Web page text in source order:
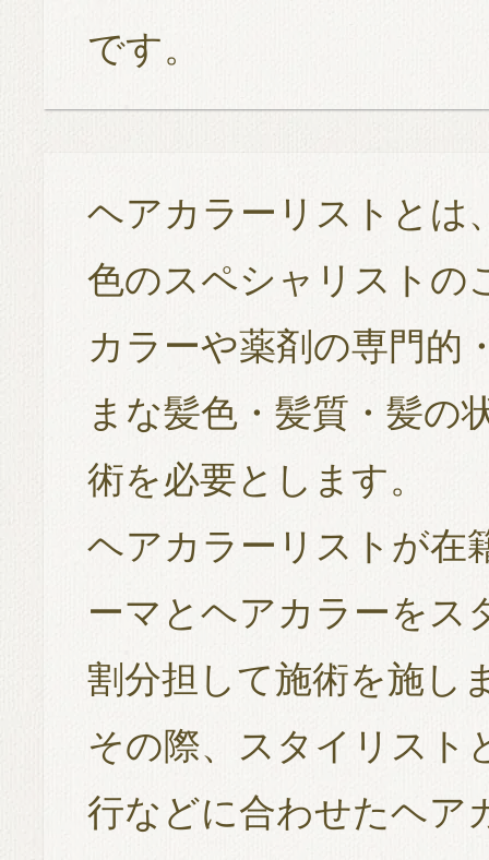
です。
ヘアカラーリストとは
色のスペシャリストの
カラーや薬剤の専門的
まな髪色・髪質・髪の
術を必要とします。
ヘアカラーリストが在
ーマとヘアカラーをス
割分担して施術を施し
その際、スタイリスト
行などに合わせたヘア